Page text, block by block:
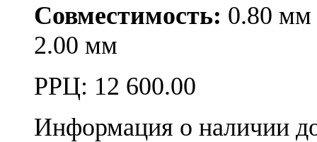
Совместимость: 0.80 мм
2.00 мм
РРЦ: 12 600.00
Информация о наличии